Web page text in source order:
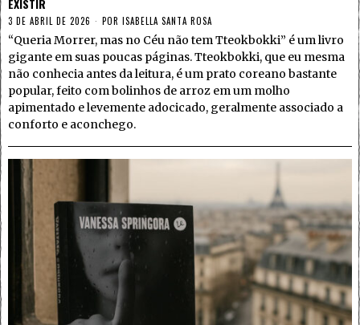
EXISTIR
3 DE ABRIL DE 2026 POR ISABELLA SANTA ROSA
“Queria Morrer, mas no Céu não tem Tteokbokki” é um livro
gigante em suas poucas páginas. Tteokbokki, que eu mesma
não conhecia antes da leitura, é um prato coreano bastante
popular, feito com bolinhos de arroz em um molho
apimentado e levemente adocicado, geralmente associado a
conforto e aconchego.